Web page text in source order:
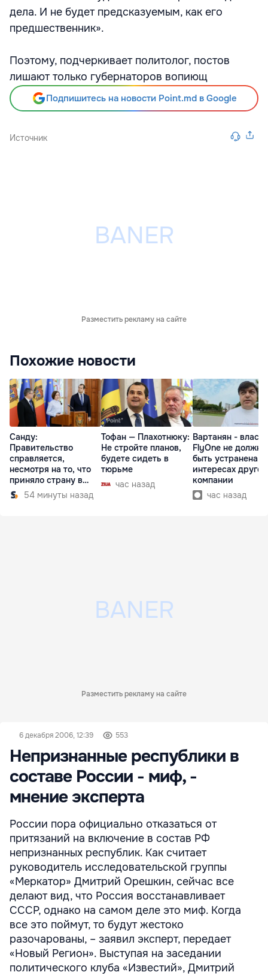
дела. И не будет предсказуемым, как его
предшественник».
Поэтому, подчеркивает политолог, постов
лишают только губернаторов вопиющ
Подпишитесь на новости Point.md в Google
Источник
Разместить рекламу на сайте
Похожие новости
Санду:
Правительство
справляется,
несмотря на то, что
приняло страну в
разгар кризиса
54 минуты назад
Тофан — Плахотнюку:
Не стройте планов,
будете сидеть в
тюрьме
час назад
Вартанян -
FlyOne не должна
быть устранена в
интересах другой
компании
час назад
Разместить рекламу на сайте
6 декабря 2006, 12:39 553
Непризнанные республики в
составе России - миф, -
мнение эксперта
России пора официально отказаться от
притязаний на включение в состав РФ
непризнанных республик. Как считает
руководитель исследовательской группы
«Меркатор» Дмитрий Орешкин, сейчас все
делают вид, что Россия восстанавливает
СССР, однако на самом деле это миф. Когда
все это поймут, то будут жестоко
разочарованы, – заявил эксперт, передает
«Новый Регион». Выступая на заседании
политического клуба «Известий», Дмитрий